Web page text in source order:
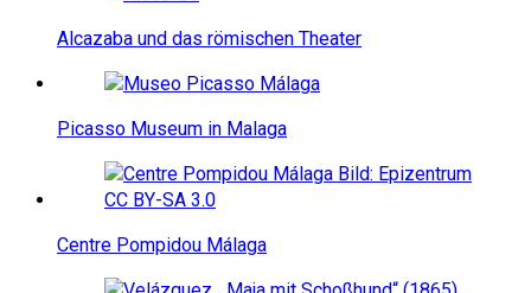
Alcazaba und das römischen Theater
Picasso Museum in Malaga
Centre Pompidou Málaga